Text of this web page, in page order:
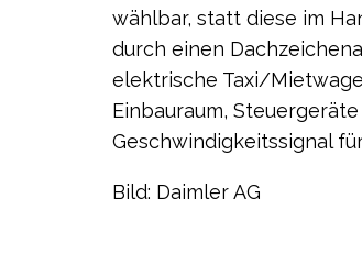
wählbar, statt diese im
durch einen
elektrische Taxi/
Einbauraum,
Geschwindigkeitssignal
Bild: Daimler AG